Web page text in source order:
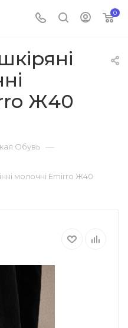
0
Ж40
Обувь —
молочні Emirro Ж40